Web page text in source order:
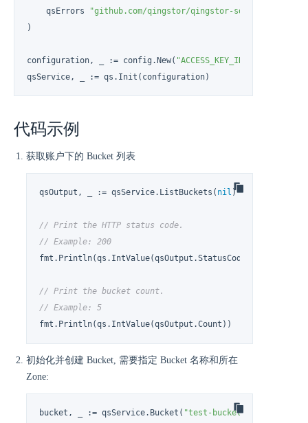
    qsErrors
"github.com/qingstor/qingstor-sdk-go/
)
configuration, _ := config.New( "ACCESS_KEY_ID"
qsService, _ := qs.Init(configuration)
代码示例
获取账户下的 Bucket 列表
qsOutput, _ := qsService.ListBuckets( nil )
// Print the HTTP status code.
// Example: 200
fmt.Println(qs.IntValue(qsOutput.StatusCode))
// Print the bucket count.
// Example: 5
fmt.Println(qs.IntValue(qsOutput.Count))
初始化并创建 Bucket, 需要指定 Bucket 名称和所在
Zone:
bucket, _ := qsService.Bucket( "test-bucket"